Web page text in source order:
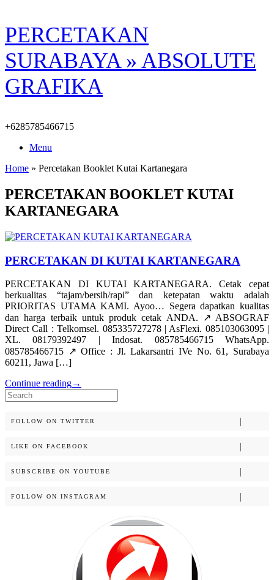
Skip
to
content
PERCETAKAN
SURABAYA » ABSOLUTE
GRAFIKA
+6285785466715
Menu
Home » Percetakan Booklet Kutai Kartanegara
PERCETAKAN BOOKLET KUTAI
KARTANEGARA
PERCETAKAN DI KUTAI KARTANEGARA
PERCETAKAN DI KUTAI KARTANEGARA. Cetak cepat
berkualitas “tajam/bersih/rapi” dan ketepatan waktu adalah
PRIORITAS UTAMA KAMI. Ayoo… Segera dapatkan kualitas
dan harga terbaik untuk produk cetak ANDA. ↗️ ABSOGRAF
Direct Call : Telkomsel. 085335727278 | AsFlexi. 085103063095 |
XL. 08179392497 | Indosat. 085785466715 WhatsApp.
085785466715 ↗️ Office : Jl. Lakarsantri IVe No. 61, Surabaya
60211, Jawa […]
Continue reading→
Search
for:
FOLLOW ON TWITTER
LIKE ON FACEBOOK
SUBSCRIBE ON YOUTUBE
FOLLOW ON INSTAGRAM